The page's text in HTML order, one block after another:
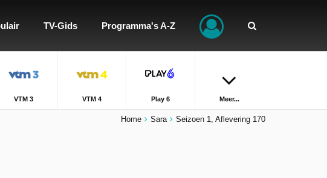
TV-Gids Programma's A-Z
VTM 3 VTM 4 Play 6 Meer...
Home Sara Seizoen 1, Aflevering 170